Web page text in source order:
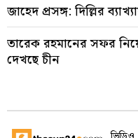
জাহেদ প্রসঙ্গ: দিল্লির
তারেক রহমানের সফর নিয়ে
দেখছে চীন